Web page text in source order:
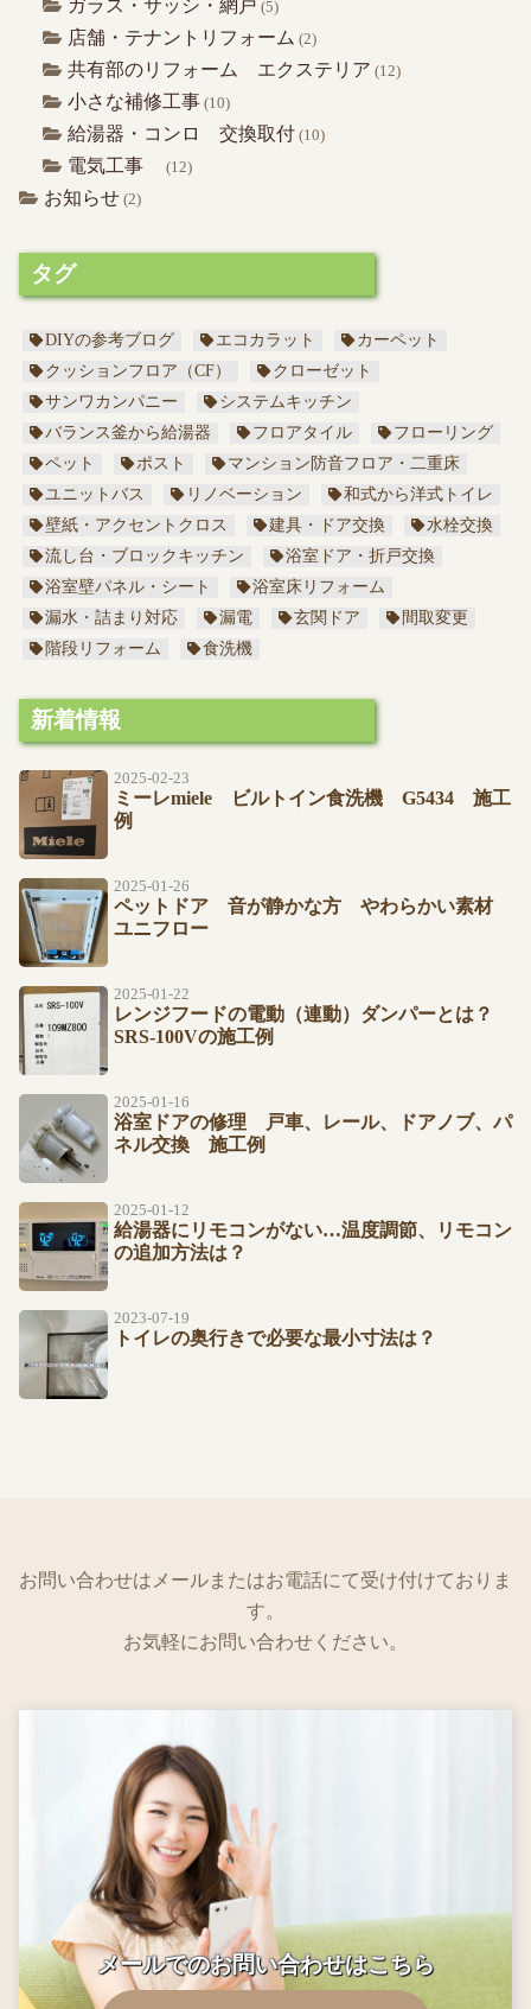
ガラス・サッシ・網戸 (5)
店舗・テナントリフォーム (2)
共有部のリフォーム エクステリア (12)
小さな補修工事 (10)
給湯器・コンロ 交換取付 (10)
電気工事 (12)
お知らせ (2)
タグ
DIYの参考ブログ エコカラット
カーペット
クッションフロア（CF）
クローゼット
サンワカンパニー
システムキッチン
バランス釜から給湯器
フロアタイル
フローリング
ペット
ポスト
マンション防音フロア・二重床
ユニットバス
リノベーション
和式から洋式トイレ
壁紙・アクセントクロス
建具・ドア交換
水栓交換
流し台・ブロックキッチン
浴室ドア・折戸交換
浴室壁パネル・シート
浴室床リフォーム
漏水・詰まり対応
漏電 玄関ドア
間取変更
階段リフォーム
食洗機
新着情報
2025-02-23
ミーレmiele ビルトイン食洗機 G5434 施工
例
2025-01-26
ペットドア 音が静かな方 やわらかい素材
ユニフロー
2025-01-22
レンジフードの電動（連動）ダンパーとは？
SRS-100Vの施工例
2025-01-16
浴室ドアの修理 戸車、レール、ドアノブ、パ
ネル交換 施工例
2025-01-12
給湯器にリモコンがない…温度調節、リモコン
の追加方法は？
2023-07-19
トイレの奥行きで必要な最小寸法は？
お問い合わせはメールまたはお電話にて受け付けておりま
す。
お気軽にお問い合わせください。
メールでのお問い合わせはこちら